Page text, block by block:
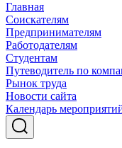
Главная
Соискателям
Предпринимателям
Работодателям
Студентам
Путеводитель по
Рынок труда
Новости сайта
Календарь